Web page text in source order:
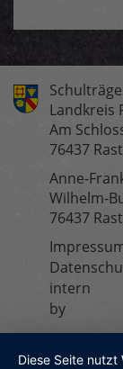
Landkreis
Am
76437
Anne-
Wilhelm-
76437
intern
by
Diese Seite nutzt